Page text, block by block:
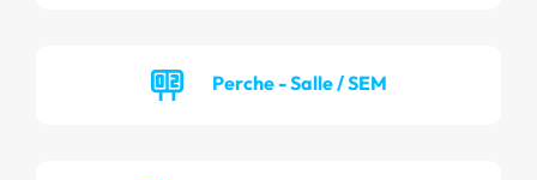
Perche - Salle / SEM